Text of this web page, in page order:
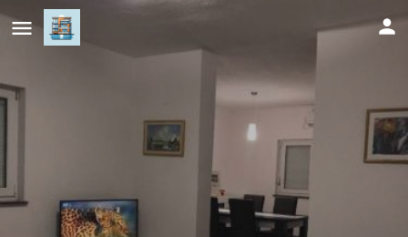
Villa Predlug